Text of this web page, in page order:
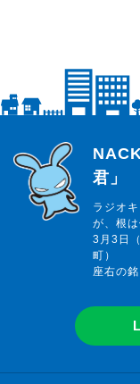
栗林さみがお送りす
◎番組Twitterアカウ
●今日もみんなで笑顔
らじっと君
君」
ラジオ
が、根
3月3日
町）
座右の銘